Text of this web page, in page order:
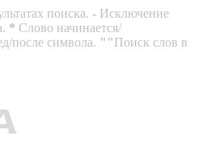
поиска. - Исключение
* Слово начинается/
после символа. ""Поиск слов в